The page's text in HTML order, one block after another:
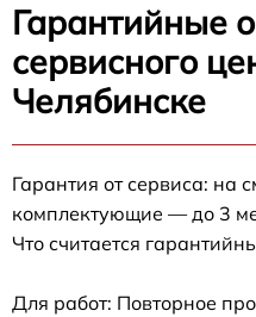
Гарантийные
сервисного
Челябинске
Гарантия от сервиса: на
комплектующие — до 3
Что считается
Для работ: Повторное